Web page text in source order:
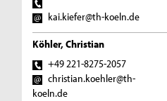
kai.kiefer@th-koeln.de
Köhler, Christian
+49 221-8275-2057
christian.koehler@th-
koeln.de